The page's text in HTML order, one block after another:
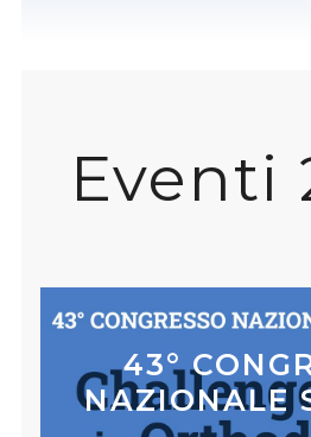
Eventi
43°
NAZIONALE